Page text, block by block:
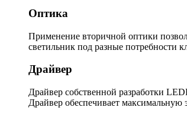
Оптика
Применение вторичной оптики
светильник под разные потребности
Драйвер
Драйвер собственной разработки
Драйвер обеспечивает